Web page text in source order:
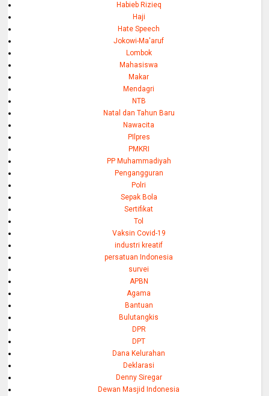
Habieb Rizieq
Haji
Hate Speech
Jokowi-Ma'aruf
Lombok
Mahasiswa
Makar
Mendagri
NTB
Natal dan Tahun Baru
Nawacita
PIlpres
PMKRI
PP Muhammadiyah
Pengangguran
Polri
Sepak Bola
Sertifikat
Tol
Vaksin Covid-19
industri kreatif
persatuan Indonesia
survei
APBN
Agama
Bantuan
Bulutangkis
DPR
DPT
Dana Kelurahan
Deklarasi
Denny Siregar
Dewan Masjid Indonesia